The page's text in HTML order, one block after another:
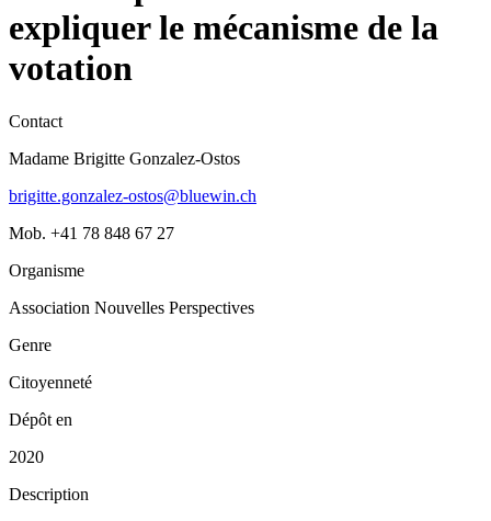
expliquer le mécanisme de la
votation
Contact
Madame Brigitte Gonzalez-Ostos
brigitte.gonzalez-ostos@bluewin.ch
Mob. +41 78 848 67 27
Organisme
Association Nouvelles Perspectives
Genre
Citoyenneté
Dépôt en
2020
Description